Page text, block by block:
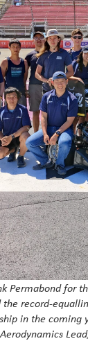
Permabond for
record-
in the